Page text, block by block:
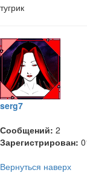
тугрик
serg7
Сообщений: 2
Зарегистрирован:
Вернуться наверх